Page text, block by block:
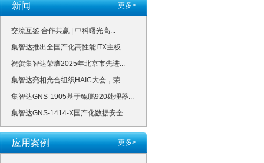
更多>
新闻
交流互鉴 合作共赢 | 中科曙光高...
集智达推出全国产化高性能ITX主板...
祝贺集智达荣膺2025年北京市先进...
集智达亮相光合组织HAIC大会，荣...
集智达GNS-1905基于鲲鹏920处理器...
集智达GNS-1414-X国产化数据安全...
更多>
应用案例